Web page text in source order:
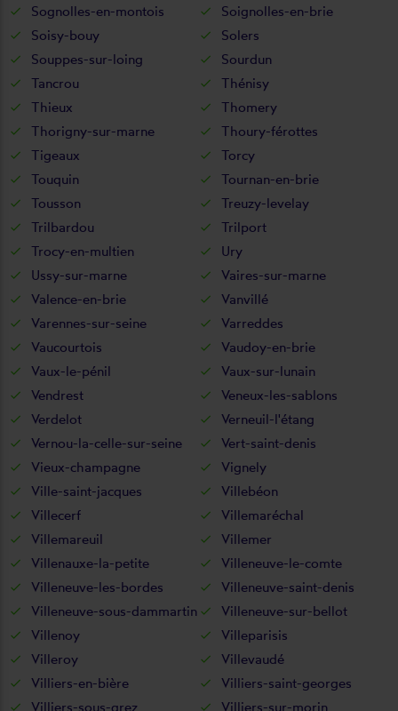
Sognolles-en-montois
Soignolles-en-brie
Soisy-bouy
Solers
Souppes-sur-loing
Sourdun
Tancrou
Thénisy
Thieux
Thomery
Thorigny-sur-marne
Thoury-férottes
Tigeaux
Torcy
Touquin
Tournan-en-brie
Tousson
Treuzy-levelay
Trilbardou
Trilport
Trocy-en-multien
Ury
Ussy-sur-marne
Vaires-sur-marne
Valence-en-brie
Vanvillé
Varennes-sur-seine
Varreddes
Vaucourtois
Vaudoy-en-brie
Vaux-le-pénil
Vaux-sur-lunain
Vendrest
Veneux-les-sablons
Verdelot
Verneuil-l'étang
Vernou-la-celle-sur-seine
Vert-saint-denis
Vieux-champagne
Vignely
Ville-saint-jacques
Villebéon
Villecerf
Villemaréchal
Villemareuil
Villemer
Villenauxe-la-petite
Villeneuve-le-comte
Villeneuve-les-bordes
Villeneuve-saint-denis
Villeneuve-sous-dammartin
Villeneuve-sur-bellot
Villenoy
Villeparisis
Villeroy
Villevaudé
Villiers-en-bière
Villiers-saint-georges
Villiers-sous-grez
Villiers-sur-morin